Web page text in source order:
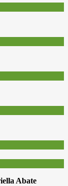
Abate